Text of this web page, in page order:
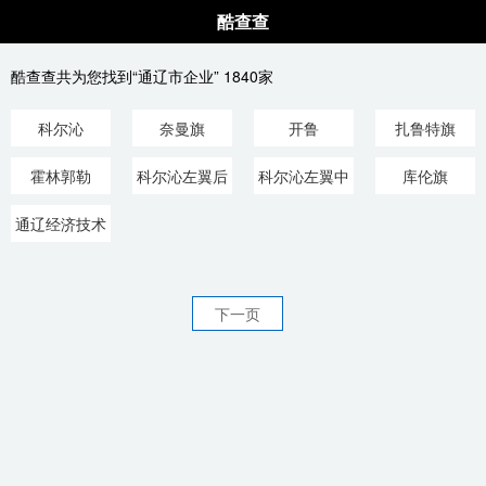
酷查查
酷查查共为您找到“通辽市企业” 1840家
科尔沁 奈曼旗 开鲁 扎鲁特旗
霍林郭勒
科尔沁左翼后
科尔沁左翼中
库伦旗
通辽经济技术
下一页